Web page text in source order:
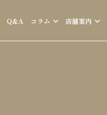
Q&A コラム 店舗案内